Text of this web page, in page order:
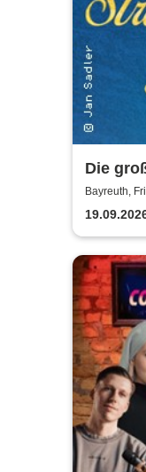
Die
Gala -
Duette
Bayreuth,